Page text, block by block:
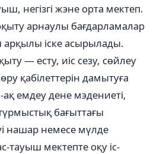
негізгі жэне орта мектеп.
арнаулы бағдарламалар
іске асырылады.
— есту, иіс сезу, сөйлеу
қабілеттерін дамытуға
емдеу дене мэдениеті,
бағыттағы
нашар немесе мүлде
тауыш мектепте оқу іс-